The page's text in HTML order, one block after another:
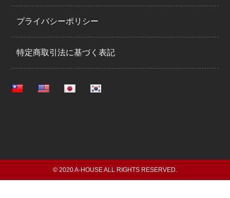
プライバシーポリシー
特定商取引法に基づく表記
© 2020 A-HOUSE ALL RIGHTS RESERVED.